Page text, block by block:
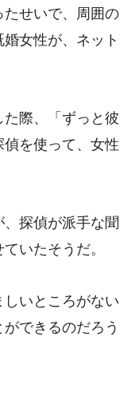
せいで、周囲の
女性が、ネット
際、「ずっと彼
を使って、女性
探偵が派手な聞
いたそうだ。
いところがない
できるのだろう